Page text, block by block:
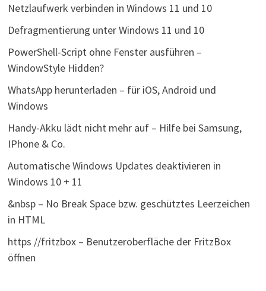
Netzlaufwerk verbinden in Windows 11 und 10
Defragmentierung unter Windows 11 und 10
PowerShell-Script ohne Fenster ausführen –
WindowStyle Hidden?
WhatsApp herunterladen – für iOS, Android und
Windows
Handy-Akku lädt nicht mehr auf – Hilfe bei Samsung,
IPhone & Co.
Automatische Windows Updates deaktivieren in
Windows 10 + 11
&nbsp – No Break Space bzw. geschütztes Leerzeichen
in HTML
https //fritzbox – Benutzeroberfläche der FritzBox
öffnen